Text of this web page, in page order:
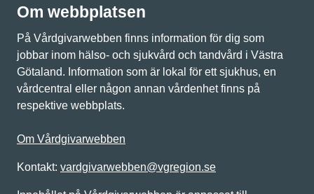
Om webbplatsen
På Vårdgivarwebben finns information för dig som
jobbar inom hälso- och sjukvård och tandvård i Västra
Götaland. Information som är lokal för ett sjukhus, en
vårdcentral eller någon annan vårdenhet finns på
respektive webbplats.
Om Vårdgivarwebben
Kontakt: vardgivarwebben@vgregion.se